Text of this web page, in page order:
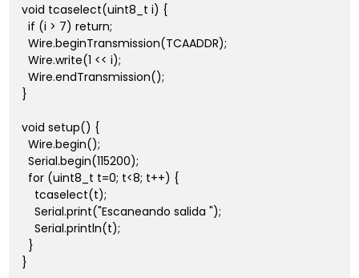
void tcaselect(uint8_t i) {
  if (i > 7) return;
  Wire.beginTransmission(TCAADDR);
  Wire.write(1 << i);
  Wire.endTransmission();
}
void setup() {
  Wire.begin();
  Serial.begin(115200);
  for (uint8_t t=0; t<8; t++) {
    tcaselect(t);
    Serial.print("Escaneando salida ");
    Serial.println(t);
  }
}